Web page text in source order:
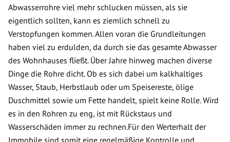
Abwasserrohre viel mehr schlucken müssen, als sie
eigentlich sollten, kann es ziemlich schnell zu
Verstopfungen kommen. Allen voran die Grundleitungen
haben viel zu erdulden, da durch sie das gesamte Abwasser
des Wohnhauses fließt. Über Jahre hinweg machen diverse
Dinge die Rohre dicht. Ob es sich dabei um kalkhaltiges
Wasser, Staub, Herbstlaub oder um Speisereste, ölige
Duschmittel sowie um Fette handelt, spielt keine Rolle. Wird
es in den Rohren zu eng, ist mit Rückstaus und
Wasserschäden immer zu rechnen.Für den Werterhalt der